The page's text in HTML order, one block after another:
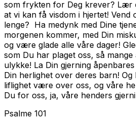
som frykten for Deg krever? Lær
at vi kan få visdom i hjertet!
lenge? Ha medynk med Dine
morgenen kommer, med Din
og være glade alle våre dager!
som Du har plaget oss, så
ulykke! La Din gjerning
Din herlighet over deres barn!
liflighet være over oss, og våre
Du for oss, ja, våre henders
Psalme 101